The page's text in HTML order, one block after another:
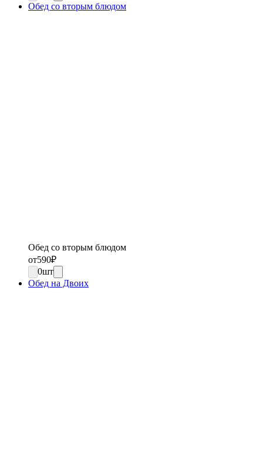
Обед со вторым блюдом
Обед со вторым блюдом
от590₽
0шт
Обед на Двоих